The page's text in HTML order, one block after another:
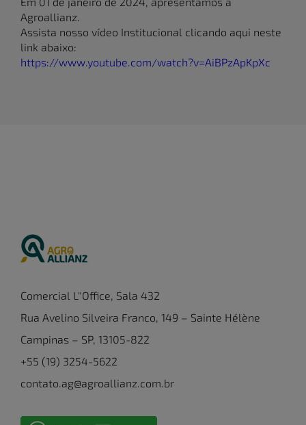
Agroallianz.
Assista nosso vídeo Institucional clicando aqui neste
link abaixo:
https://www.youtube.com/watch?v=AiBPzApKpXc
Comercial L"Office, Sala 432
Rua Avelino Silveira Franco, 149 – Sainte Hélène
Campinas – SP, 13105-822
+55 (19) 3254-5622
contato.ag@agroallianz.com.br